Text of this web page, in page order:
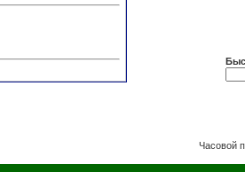
Часовой